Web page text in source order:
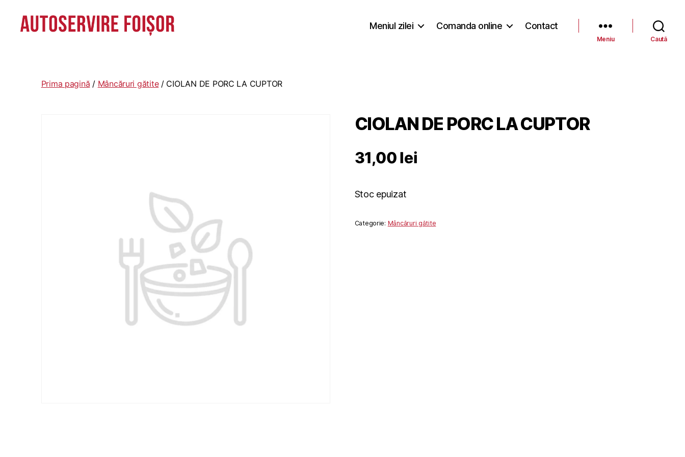
Lascăr
Meniul zilei Comanda online Contact
Meniu Caută
Prima pagină / Mâncăruri gătite/ CIOLAN DE PORC LA CUPTOR
CIOLAN DE PORC LA CUPTOR
31,00lei
Stoc epuizat
Categorie: Mâncăruri gătite